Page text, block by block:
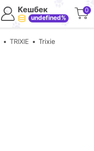
Кешбек
undefined%
0
TRIXIE Trixie